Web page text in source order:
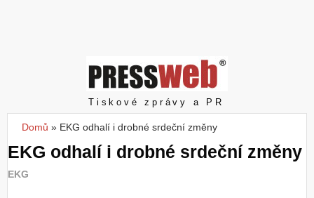
č
t
Pressweb
Tiskové zprávy a PR
Jste zde
Domů » EKG odhalí i drobné srdeční změny
EKG odhalí i drobné srdeční změny
EKG